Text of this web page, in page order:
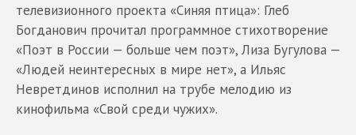
телевизионного проекта «Синяя птица»: Глеб
Богданович прочитал программное стихотворение
«Поэт в России — больше чем поэт», Лиза Бугулова —
«Людей неинтересных в мире нет», а Ильяс
Невретдинов исполнил на трубе мелодию из
кинофильма «Свой среди чужих».